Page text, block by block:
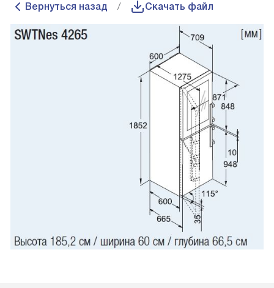
Вернуться назад Скачать файл